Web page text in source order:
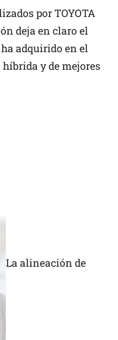
por TOYOTA
deja en claro el
adquirido en el
y de mejores
La alineación de